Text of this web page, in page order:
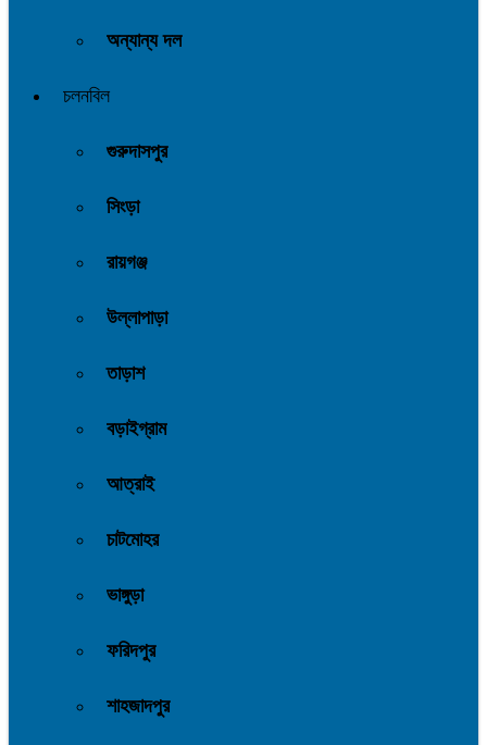
অন্যান্য দল
চলনবিল
গুরুদাসপুর
সিংড়া
রায়গঞ্জ
উল্লাপাড়া
তাড়াশ
বড়াইগ্রাম
আত্রাই
চাটমোহর
ভাঙ্গুড়া
ফরিদপুর
শাহজাদপুর